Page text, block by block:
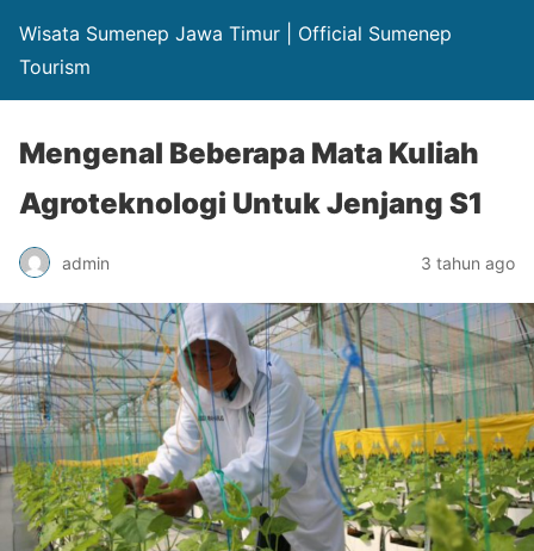
Wisata Sumenep Jawa Timur | Official Sumenep
Tourism
Mengenal Beberapa Mata Kuliah
Agroteknologi Untuk Jenjang S1
admin 3 tahun ago